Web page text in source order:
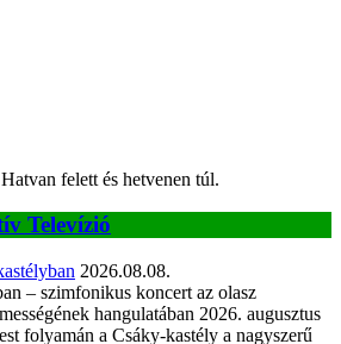
felett és hetvenen túl.
Televízió
2026.08.08.
– szimfonikus koncert az olasz
hangulatában 2026. augusztus
folyamán a Csáky-kastély a nagyszerű